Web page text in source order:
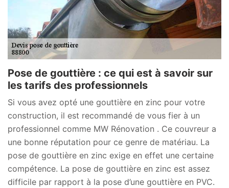
Pose de gouttière : ce qui est à savoir sur
les tarifs des professionnels
Si vous avez opté une gouttière en zinc pour votre
construction, il est recommandé de vous fier à un
professionnel comme MW Rénovation . Ce couvreur a
une bonne réputation pour ce genre de matériau. La
pose de gouttière en zinc exige en effet une certaine
compétence. La pose de gouttière en zinc est assez
difficile par rapport à la pose d’une gouttière en PVC.